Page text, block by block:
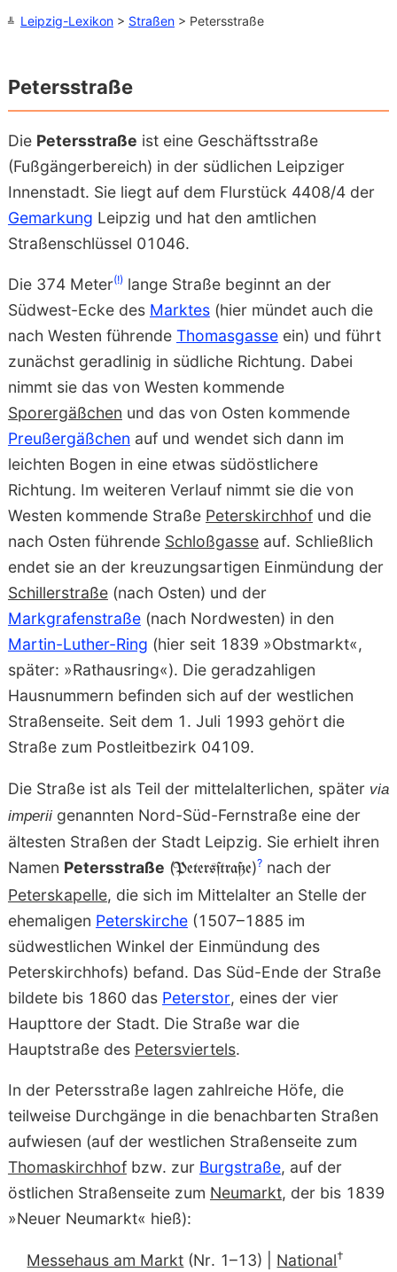
Leipzig-Lexikon> Straßen> Petersstraße
Petersstraße
Die Petersstraße ist eine Geschäftsstraße
(Fußgängerbereich) in der südlichen Leipziger
Innenstadt. Sie liegt auf dem Flurstück 4408/4 der
Gemarkung Leipzig und hat den amtlichen
Straßenschlüssel 01046.
Die 374 Meter(!)lange Straße beginnt an der
Südwest-Ecke des Marktes(hier mündet auch die
nach Westen führende Thomasgasseein) und führt
zunächst geradlinig in südliche Richtung. Dabei
nimmt sie das von Westen kommende
Sporergäßchen und das von Osten kommende
Preußergäßchen auf und wendet sich dann im
leichten Bogen in eine etwas südöstlichere
Richtung. Im weiteren Verlauf nimmt sie die von
Westen kommende Straße Peterskirchhofund die
nach Osten führende Schloßgasseauf. Schließlich
endet sie an der kreuzungsartigen Einmündung der
Schillerstraße(nach Osten) und der
Markgrafenstraße(nach Nordwesten) in den
Martin-Luther-Ring (hier seit 1839 »Obstmarkt«,
später: »Rathausring«). Die geradzahligen
Hausnummern befinden sich auf der westlichen
Straßenseite. Seit dem 1. Juli 1993 gehört die
Straße zum Postleitbezirk 04109.
Die Straße ist als Teil der mittelalterlichen, später via
imperiigenannten Nord-Süd-Fernstraße eine der
ältesten Straßen der Stadt Leipzig. Sie erhielt ihren
Namen Petersstraße (Petersſtraße)?nach der
Peterskapelle, die sich im Mittelalter an Stelle der
ehemaligen Peterskirche(1507–1885 im
südwestlichen Winkel der Einmündung des
Peterskirchhofs) befand. Das Süd-Ende der Straße
bildete bis 1860 das Peterstor, eines der vier
Haupttore der Stadt. Die Straße war die
Hauptstraße des Petersviertels.
In der Petersstraße lagen zahlreiche Höfe, die
teilweise Durchgänge in die benachbarten Straßen
aufwiesen (auf der westlichen Straßenseite zum
Thomaskirchhofbzw. zur Burgstraße, auf der
östlichen Straßenseite zum Neumarkt, der bis 1839
»Neuer Neumarkt« hieß):
Messehaus am Markt (Nr. 1–13) | National†